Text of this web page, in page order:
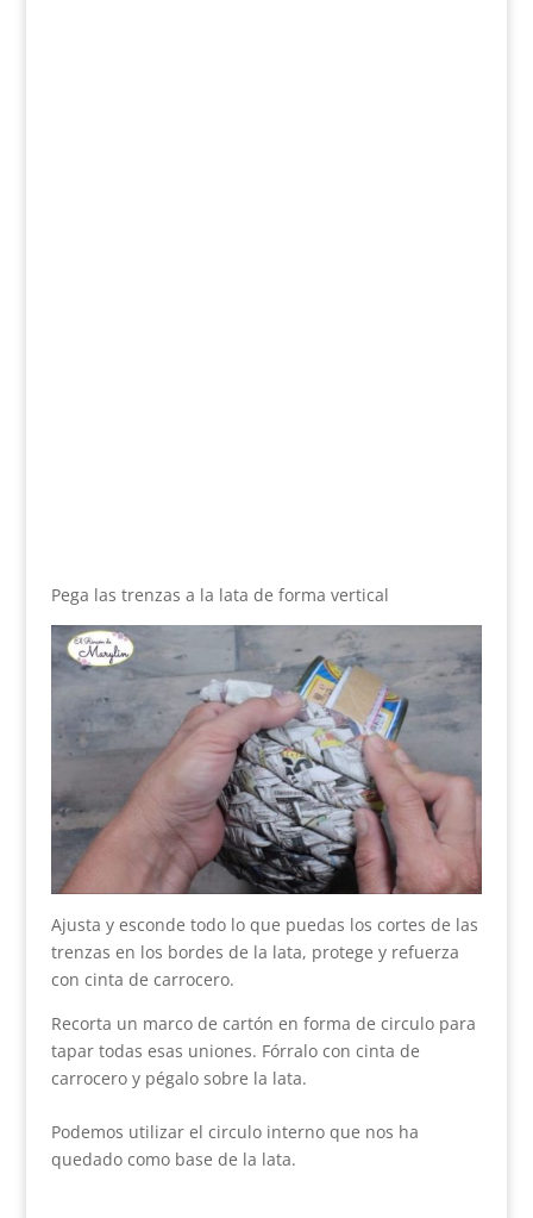
Pega las trenzas a la lata de forma vertical
Ajusta y esconde todo lo que puedas los cortes de las
trenzas en los bordes de la lata, protege y refuerza
con cinta de carrocero.
Recorta un marco de cartón en forma de circulo para
tapar todas esas uniones. Fórralo con cinta de
carrocero y pégalo sobre la lata.
Podemos utilizar el circulo interno que nos ha
quedado como base de la lata.